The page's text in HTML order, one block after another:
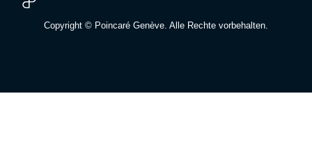
Copyright © Poincaré Genève. Alle Rechte vorbehalten.